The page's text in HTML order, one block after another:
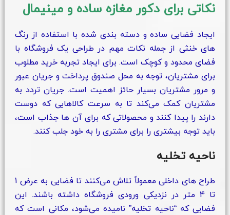
نکاتی برای دکور مغازه ساده و مینیمال
ایجاد فضایی ساده و دسته‌ بندی شده با استفاده از رنگ‌
های خنثی از جمله نکات مهم در طراحی یک فروشگاه با
فضای محدود و کوچک است. برای ایجاد تجربه خرید مطلوب
برای مشتریان، توجه به محل صندوق پرداخت و جریان عبور
و مرور مشتریان بسیار حائز اهمیت است. جریان تردد به
مشتریان کمک می‌کند تا به سرعت کالاهایی که دوست
دارند را پیدا کنند و محصولاتی که برای آن‌ ها جذاب است،
باید توجه بیشتری را برای مشتری را به خود جلب کنند.
ناحیه تخلیه
طراح‌ های داخلی معمولاً تلاش می‌کنند تا فضایی به عرض 1
تا 4 متر در نزدیکی ورودی فروشگاه داشته باشند. این
فضایی که “ناحیه تخلیه” نامیده می‌شود، مکانی است که